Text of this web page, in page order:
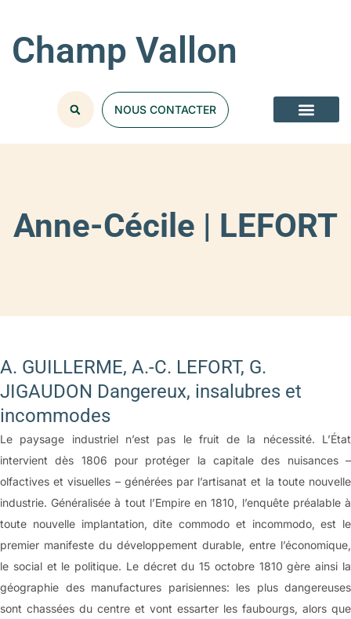
Champ Vallon
NOUS CONTACTER
Anne-Cécile | LEFORT
A. GUILLERME, A.-C. LEFORT, G.
JIGAUDON Dangereux, insalubres et
incommodes
Le paysage industriel n’est pas le fruit de la nécessité. L’État
intervient dès 1806 pour protéger la capitale des nuisances –
olfactives et visuelles – générées par l’artisanat et la toute nouvelle
industrie. Généralisée à tout l’Empire en 1810, l’enquête préalable à
toute nouvelle implantation, dite commodo et incommodo, est le
premier manifeste du développement durable, entre l’économique,
le social et le politique. Le décret du 15 octobre 1810 gère ainsi la
géographie des manufactures parisiennes: les plus dangereuses
sont chassées du centre et vont essarter les faubourgs, alors que